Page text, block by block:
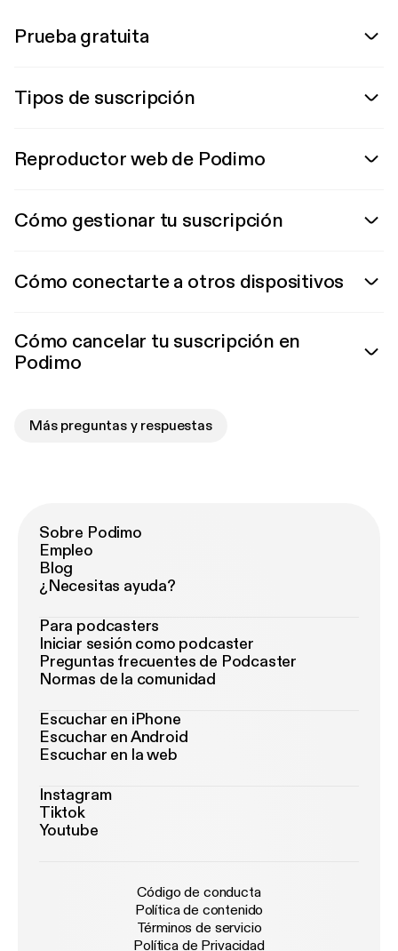
Prueba gratuita
Tipos de suscripción
Reproductor web de Podimo
Cómo gestionar tu suscripción
Cómo conectarte a otros dispositivos
Cómo cancelar tu suscripción en
Podimo
Más preguntas y respuestas
Sobre Podimo
Empleo
Blog
¿Necesitas ayuda?
Para podcasters
Iniciar sesión como podcaster
Preguntas frecuentes de Podcaster
Normas de la comunidad
Escuchar en iPhone
Escuchar en Android
Escuchar en la web
Instagram
Tiktok
Youtube
Código de conducta
Política de contenido
Términos de servicio
Política de Privacidad